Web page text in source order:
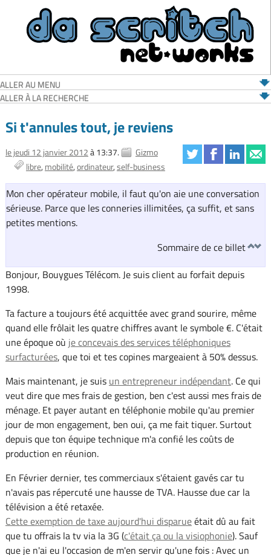
ALLER AU MENU
ALLER À LA RECHERCHE
Si t'annules tout, je reviens
le jeudi 12 janvier 2012à 13:37.
Gizmo
libre mobilité ordinateur self-business
Mon cher opérateur mobile, il faut qu'on aie une conversation
sérieuse. Parce que les conneries illimitées, ça suffit, et sans
petites mentions.
Sommaire de ce billet
Bonjour, Bouygues Télécom. Je suis client au forfait depuis
1998.
Ta facture a toujours été acquittée avec grand sourire, même
quand elle frôlait les quatre chiffres avant le symbole €. C'était
une époque où je concevais des services téléphoniques
surfacturées, que toi et tes copines margeaient à 50% dessus.
Mais maintenant, je suis un entrepreneur indépendant. Ce qui
veut dire que mes frais de gestion, ben c'est aussi mes frais de
ménage. Et payer autant en téléphonie mobile qu'au premier
jour de mon engagement, ben oui, ça me fait tiquer. Surtout
depuis que ton équipe technique m'a confié les coûts de
production en réunion.
En Février dernier, tes commerciaux s'étaient gavés car tu
n'avais pas répercuté une hausse de TVA. Hausse due car la
télévision a été retaxée.
Cette exemption de taxe aujourd'hui disparueétait dû au fait
que tu offrais la tv via la 3G (c'était ça ou la visiophonie). Sauf
que je n'ai eu l'occasion de m'en servir qu'une fois : Avec un